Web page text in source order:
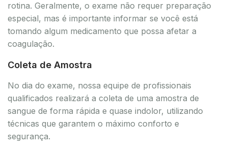
rotina. Geralmente, o exame não requer preparação
especial, mas é importante informar se você está
tomando algum medicamento que possa afetar a
coagulação.
Coleta de Amostra
No dia do exame, nossa equipe de profissionais
qualificados realizará a coleta de uma amostra de
sangue de forma rápida e quase indolor, utilizando
técnicas que garantem o máximo conforto e
segurança.